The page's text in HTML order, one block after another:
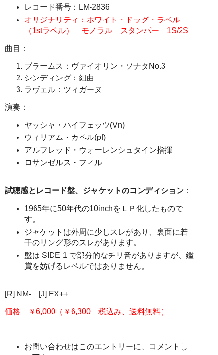
レコード番号：LM-2836
オリジナリティ：ホワイト・ドッグ・ラベル
（1stラベル） モノラル スタンパー 1S/2S
曲目：
ブラームス：ヴァイオリン・ソナタNo.3
シンディング：組曲
ラヴェル：ツィガーヌ
演奏：
ヤッシャ・ハイフェッツ(Vn)
ウィリアム・カペル(pf)
アルフレッド・ウォーレンシュタイン指揮
ロサンゼルス・フィル
試聴感とレコード盤、ジャケットのコンディション ：
1965年に50年代の10inchをＬＰ化したもので
す。
ジャケットは外周に少しスレがあり、裏面に若
干のリング形のスレがあります。
盤は SIDE-1 で部分的なチリ音がありますが、鑑
賞を妨げるレベルではありません。
[R] NM- [J] EX++
価格 ￥6,000（￥6,300 税込み、送料無料）
お問い合わせはこのエントリーに、コメントし